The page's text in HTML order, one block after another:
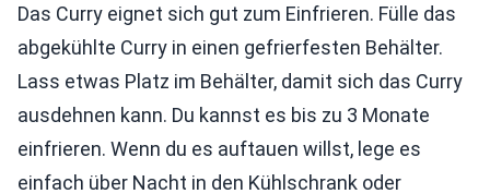
Das Curry eignet sich gut zum Einfrieren. Fülle das
abgekühlte Curry in einen gefrierfesten Behälter.
Lass etwas Platz im Behälter, damit sich das Curry
ausdehnen kann. Du kannst es bis zu 3 Monate
einfrieren. Wenn du es auftauen willst, lege es
einfach über Nacht in den Kühlschrank oder